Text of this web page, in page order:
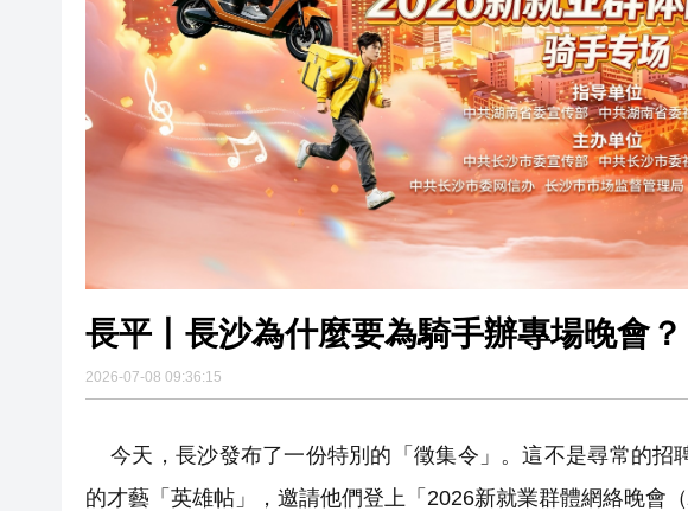
颱風「美莎克」襲桂引發洪澇 廣西民生物資儲
英國央行報告警示人工智能給金融穩定帶來隱患
巴基斯坦一架貨機失聯，機上載有5人
中國人形機器人今年產量料破10萬台
對沖基金沽空日圓倉位創19年新高
長平丨長沙為什麼要為騎手辦專場晚會？
2026-07-08 09:36:15
今天，長沙發布了一份特別的「徵集令」。這不是尋常的招
的才藝「英雄帖」，邀請他們登上「2026新就業群體網絡晚會